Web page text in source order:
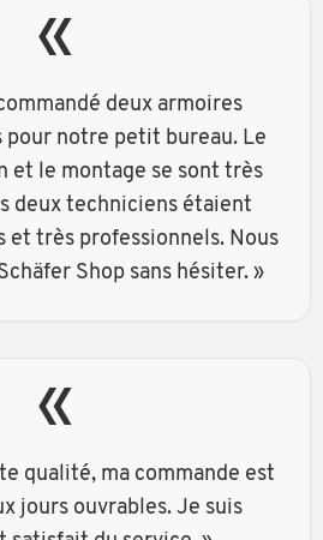
«
deux armoires
pour notre petit bureau. Le
et le montage se sont très
deux techniciens étaient
et très professionnels. Nous
Shop sans hésiter. »
«
qualité, ma commande est
jours ouvrables. Je suis